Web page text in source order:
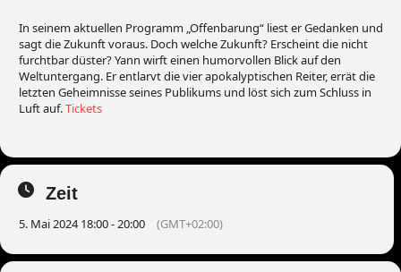
In seinem aktuellen Programm „Offenbarung“ liest er Gedanken und
sagt die Zukunft voraus. Doch welche Zukunft? Erscheint die nicht
furchtbar düster? Yann wirft einen humorvollen Blick auf den
Weltuntergang. Er entlarvt die vier apokalyptischen Reiter, errät die
letzten Geheimnisse seines Publikums und löst sich zum Schluss in
Luft auf.Tickets
Zeit
5. Mai 2024 18:00 - 20:00 (GMT+02:00)